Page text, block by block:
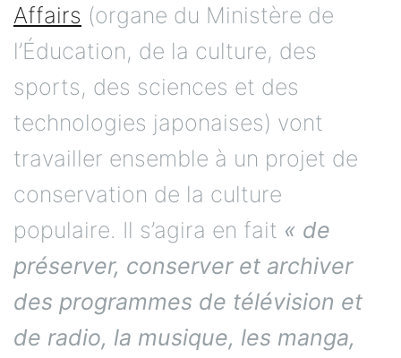
Affairs (organe du Ministère de
l’Éducation, de la culture, des
sports, des sciences et des
technologies japonaises) vont
travailler ensemble à un projet de
conservation de la culture
populaire. Il s’agira en fait « de
préserver, conserver et archiver
des programmes de télévision et
de radio, la musique, les manga,